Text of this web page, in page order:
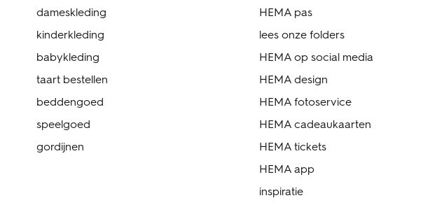
dameskleding
kinderkleding
babykleding
taart bestellen
beddengoed
speelgoed
gordijnen
HEMA pas
lees onze folders
HEMA op social media
HEMA design
HEMA fotoservice
HEMA cadeaukaarten
HEMA tickets
HEMA app
inspiratie